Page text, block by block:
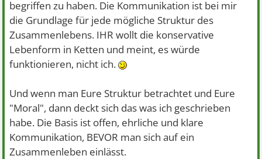
begriffen zu haben. Die Kommunikation ist bei mir
die Grundlage für jede mögliche Struktur des
Zusammenlebens. IHR wollt die konservative
Lebenform in Ketten und meint, es würde
funktionieren, nicht ich.
Und wenn man Eure Struktur betrachtet und Eure
"Moral", dann deckt sich das was ich geschrieben
habe. Die Basis ist offen, ehrliche und klare
Kommunikation, BEVOR man sich auf ein
Zusammenleben einlässt.